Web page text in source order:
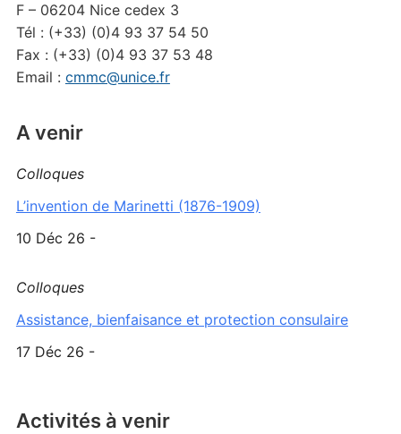
F – 06204 Nice cedex 3
Tél : (+33) (0)4 93 37 54 50
Fax : (+33) (0)4 93 37 53 48
Email : cmmc@unice.fr
A venir
Colloques
L’invention de Marinetti (1876-1909)
10 Déc 26 -
Colloques
Assistance, bienfaisance et protection consulaire
17 Déc 26 -
Activités à venir